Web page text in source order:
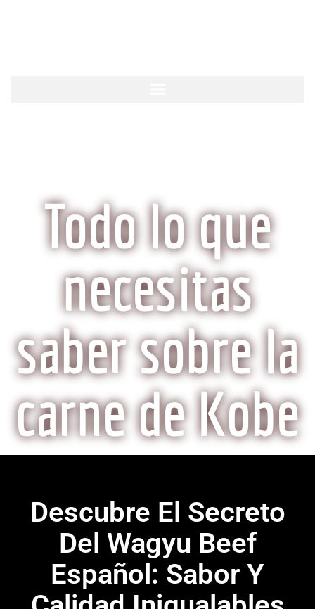
Todo lo que
necesitas
saber sobre la
carne de Kobe
Descubre El Secreto
Del Wagyu Beef
Español: Sabor Y